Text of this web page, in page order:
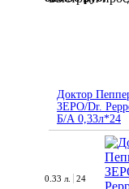
Доктор
ЗЕРО/Dr.
Б/А 0,33л*24
0.33 л. 24